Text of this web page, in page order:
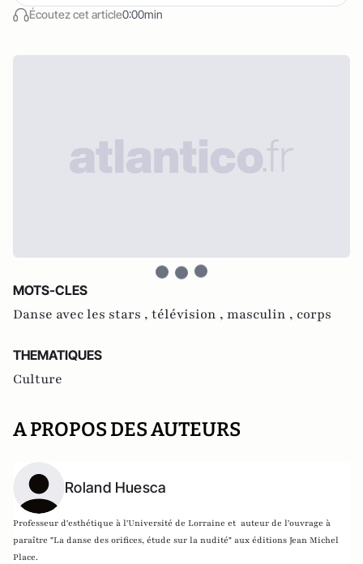
Écoutez cet article0:00min
MOTS-CLES
Danse avec les stars , télévision , masculin , corps
THEMATIQUES
Culture
A PROPOS DES AUTEURS
Roland Huesca
Professeur d'esthétique à l'Université de Lorraine et auteur de l'ouvrage à
paraître "La danse des orifices, étude sur la nudité" aux éditions Jean Michel
Place.